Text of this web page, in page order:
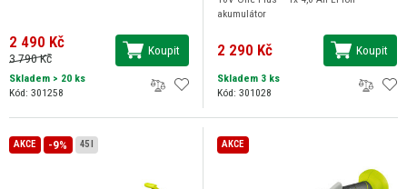
2 490 Kč
3 790 Kč
Koupit
Skladem > 20 ks
Kód: 301258
akumulátor
2 290 Kč Koupit
Skladem 3 ks
Kód: 301028
AKCE -9% 45 l AKCE